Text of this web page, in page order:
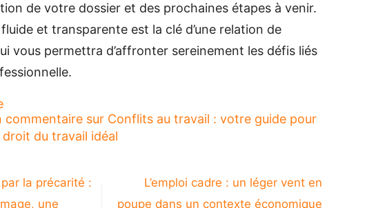
de votre dossier et des prochaines étapes à venir.
et transparente est la clé d’une relation de
vous permettra d’affronter sereinement les défis liés
commentaire sur Conflits au travail : votre guide pour
du travail idéal
par la précarité :
une
L’emploi cadre : un léger vent en
poupe dans un contexte économique